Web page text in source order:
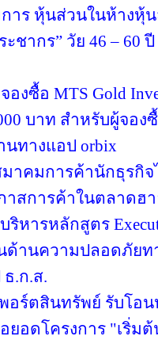
าร หุ้นส่วนในห้างหุ้
ชากร” วัย 46 – 60
งซื้อ MTS Gold
บาท สำหรับผู้จอง
นทางแอป orbix
าคมการค้านักธุรกิ
าสการค้าในตลาดฮ
หารหลักสูตร
ด้านความปลอดภัยท
.ก.ส.
อร์ตสินทรัพย์ รับโอ
ยอดโครงการ "เริ่ม